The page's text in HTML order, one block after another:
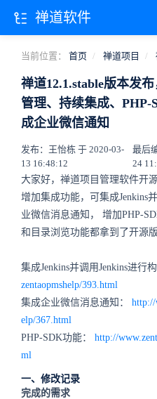
当前位置： 首页 禅道项目
禅道12.1.stable版本发
管理、持续集成、PHP-
成企业微信通知
发布：王怡栋 于 2020-03-
13 16:48:12
最后
24
大家好，禅道项目管理软件开
增加集成功能，可集成Jenkins
业微信消息通知， 增加PHP-
和目录浏览功能都拿到了开源版
集成Jenkins并调用Jenkins进行
zentaopmshelp/393.html
集成企业微信消息通知 ： http://
elp/367.html
PHP-SDK功能： http://
ml
一、修改记录
完成的需求
禅道软件